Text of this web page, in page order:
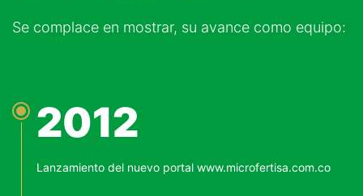
Se complace en mostrar, su avance como equipo:
2012
Lanzamiento del nuevo portal www.microfertisa.com.co